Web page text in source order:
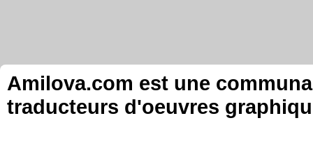
Amilova.com est une
traducteurs d'oeuvres